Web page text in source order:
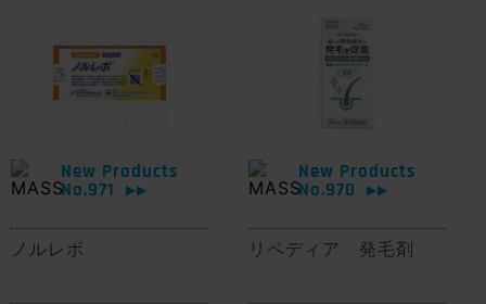
New Products
No.971
▶▶
ノルレボ
New Products
No.970
▶▶
リペディア 発毛剤